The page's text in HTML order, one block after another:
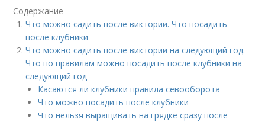
Содержание
Что можно садить после виктории. Что посадить
после клубники
Что можно садить после виктории на следующий год.
Что по правилам можно посадить после клубники на
следующий год
Касаются ли клубники правила севооборота
Что можно посадить после клубники
Что нельзя выращивать на грядке сразу после